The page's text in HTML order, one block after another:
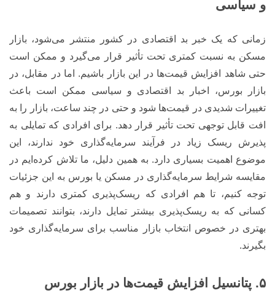
و سیاسی
زمانی که یک خبر بد اقتصادی در کشور منتشر می‌شود، بازار
مسکن به نسبت کمتری تحت تأثیر قرار می‌گیرد و ممکن است
حتی شاهد افزایش قیمت‌ها در این بازار باشیم. اما در مقابل، در
بازار بورس، اخبار بد اقتصادی و سیاسی ممکن است باعث
تغییرات شدیدی در قیمت‌ها شود و حتی در چند ساعت، بازار را به
افت قابل توجهی تحت تأثیر قرار دهد. برای افرادی که تمایلی به
پذیرش ریسک زیاد در فرآیند سرمایه‌گذاری خود ندارند، این
موضوع اهمیت بسیاری دارد. به همین دلیل، ما تلاش کرده‌ایم در
مقایسه شرایط سرمایه‌گذاری در مسکن یا بورس به این جزئیات
توجه کنیم، تا هم افرادی که ریسک‌پذیری کمتری دارند و هم
کسانی که به ریسک‌پذیری بیشتر تمایل دارند، بتوانند تصمیمات
بهتری در خصوص انتخاب بازار مناسب برای سرمایه‌گذاری خود
بگیرند.
۵. پتانسیل افزایش قیمت‌ها در بازار بورس